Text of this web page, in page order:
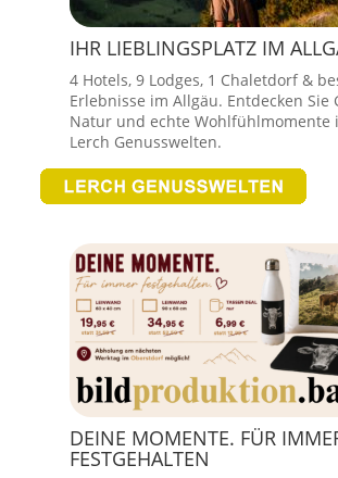
IHR LIEBLINGSPLATZ IM
4 Hotels, 9 Lodges, 1 Chaletdorf &
Erlebnisse im Allgäu. Entdecken Sie
Natur und echte Wohlfühlmomente
Lerch Genusswelten.
DEINE MOMENTE. FÜR
FESTGEHALTEN